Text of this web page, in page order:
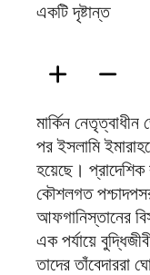
মার্কিন
পর ইসলামি
হয়েছে। প্রাদেশিক
কৌশলগত
আফগানিস্তানের
এক পর্যায়ে
তাদের তাঁবেদাররা